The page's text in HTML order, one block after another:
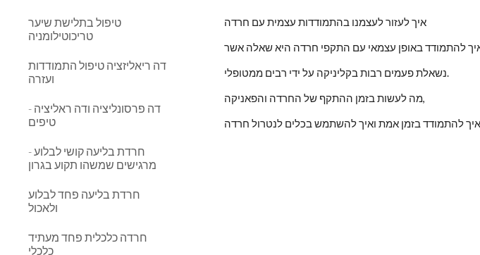
טיפול בתלישת שיער
טריכוטילומניה
דה ריאליזציה טיפול התמודדות
ועזרה
דה פרסונליציה ודה ראליציה -
טיפים
חרדת בליעה קושי לבלוע -
מרגישים שמשהו תקוע בגרון
חרדת בליעה פחד לבלוע
ולאכול
חרדה כלכלית פחד מעתיד
כלכלי
איך לעזור לעצמנו בהתמודדות עצמית עם חרדה
נשאלת פעמים רבות בקליניקה על ידי רבים ממטופלי.
מה לעשות בזמן ההתקף של החרדה והפאניקה,